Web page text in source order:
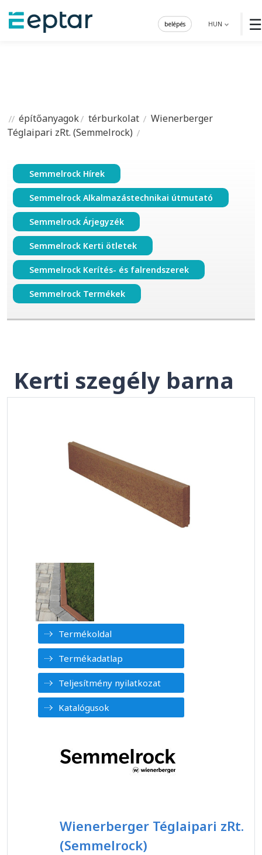
☰
HUN
belépés
építőanyagok térburkolat
Wienerberger
Téglaipari zRt. (Semmelrock)
Semmelrock Hírek
Semmelrock Alkalmazástechnikai útmutató
Semmelrock Árjegyzék
Semmelrock Kerti ötletek
Semmelrock Kerítés- és falrendszerek
Semmelrock Termékek
Kerti szegély barna
Termékoldal
Termékadatlap
Teljesítmény nyilatkozat
Katalógusok
Wienerberger Téglaipari zRt.
(Semmelrock)